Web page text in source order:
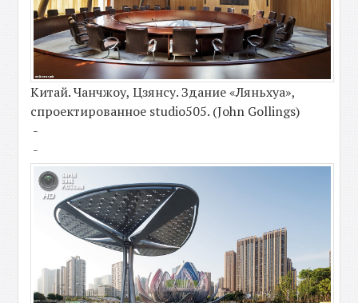
Китай. Чанчжоу, Цзянсу. Здание «Ляньхуа»,
спроектированное studio505. (John Gollings)
-
-